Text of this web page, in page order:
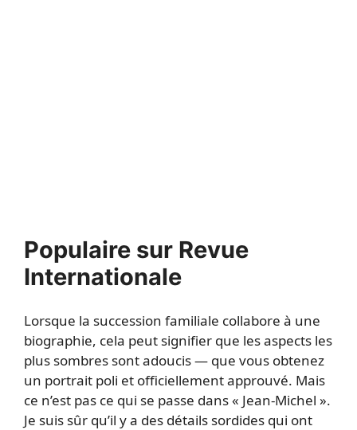
Populaire sur Revue
Internationale
Lorsque la succession familiale collabore à une
biographie, cela peut signifier que les aspects les
plus sombres sont adoucis — que vous obtenez
un portrait poli et officiellement approuvé. Mais
ce n’est pas ce qui se passe dans « Jean-Michel ».
Je suis sûr qu’il y a des détails sordides qui ont